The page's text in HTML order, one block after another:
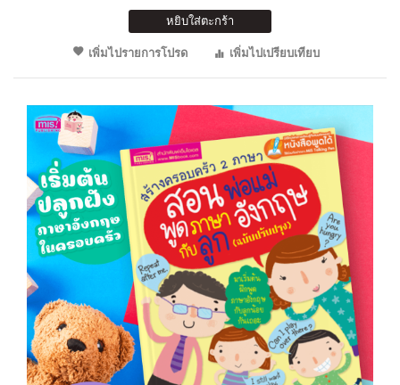
หยิบใส่ตะกร้า
เพิ่มไปรายการโปรด
เพิ่มไปเปรียบเทียบ